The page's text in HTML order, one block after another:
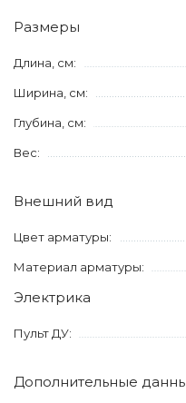
Размеры
Длина, см:
Ширина, см:
Глубина, см:
Вес:
Внешний вид
Цвет арматуры:
Материал арматуры:
Электрика
Пульт ДУ:
Дополнительные